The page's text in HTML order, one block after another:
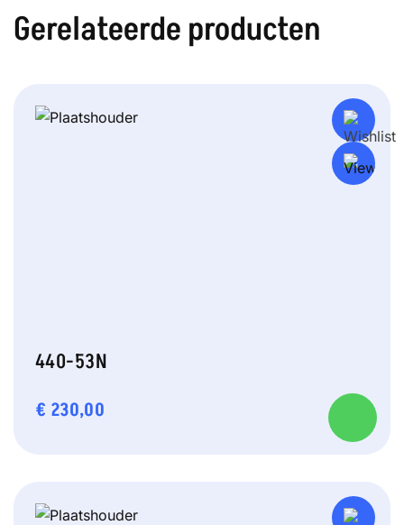
Gerelateerde producten
440-53N
€ 230,00